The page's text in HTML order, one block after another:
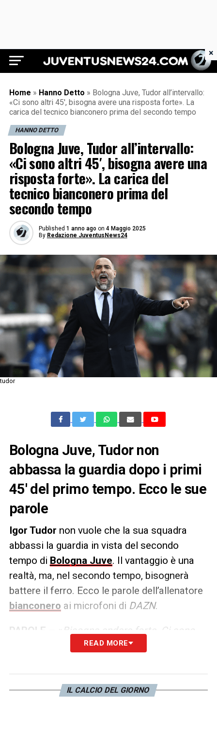
Juventus News 24
Home » Hanno Detto » Bologna Juve, Tudor all’intervallo:
«Ci sono altri 45′, bisogna avere una risposta forte». La
carica del tecnico bianconero prima del secondo tempo
HANNO DETTO
Bologna Juve, Tudor all’intervallo:
«Ci sono altri 45′, bisogna avere una
risposta forte». La carica del
tecnico bianconero prima del
secondo tempo
Published 1 anno ago on 4 Maggio 2025
By Redazione JuventusNews24
tudor
Bologna Juve, Tudor non
abbassa la guardia dopo i primi
45′ del primo tempo. Ecco le sue
parole
Igor Tudor non vuole che la sua squadra
abbassi la guardia in vista del secondo
tempo di Bologna Juve. Il vantaggio è una
realtà, ma, nel secondo tempo, bisognerà
battere il ferro. Ecco le parole dell’allenatore
bianconero ai microfoni di DAZN.
PAROLE –
Bisogna andare forte. Ci sono
altri 45′ minuti e bisogna rispondere forte
Italiano? Cose di campo».
READ MORE
IL CALCIO DEL GIORNO
×